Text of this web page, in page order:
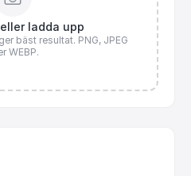
ladda upp
bäst resultat. PNG, JPEG
WEBP.